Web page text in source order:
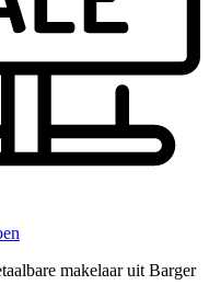
makelaar uit Barger